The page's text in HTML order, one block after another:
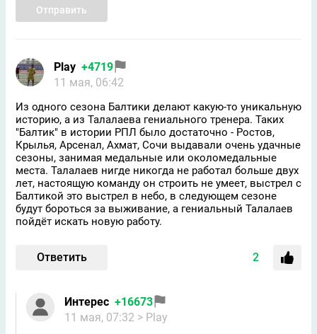
Отправить
Play +4719
11 мая, 06:42
Из одного сезона Балтики делают какую-то уникальную
историю, а из Талалаева гениального тренера. Таких
"Балтик" в истории РПЛ было достаточно - Ростов,
Крылья, Арсенал, Ахмат, Сочи выдавали очень удачные
сезоны, занимая медальные или околомедальные
места. Талалаев нигде никогда не работал больше двух
лет, настоящую команду он строить не умеет, выстрел с
Балтикой это выстрел в небо, в следующем сезоне
будут бороться за выживание, а гениальный Талалаев
пойдёт искать новую работу.
Ответить 2
Интерес +16673
11 мая, 07:32 > Play